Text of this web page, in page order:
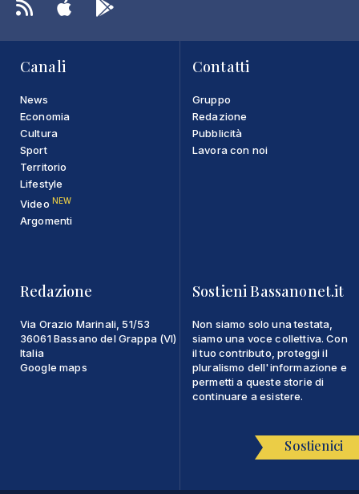
Canali
News
Economia
Cultura
Sport
Territorio
Lifestyle
Video NEW
Argomenti
Contatti
Gruppo
Redazione
Pubblicità
Lavora con noi
Redazione
Via Orazio Marinali, 51/53
36061 Bassano del Grappa (VI)
Italia
Google maps
Sostieni Bassanonet.it
Non siamo solo una testata,
siamo una voce collettiva. Con
il tuo contributo, proteggi il
pluralismo dell'informazione e
permetti a queste storie di
continuare a esistere.
Sostienici